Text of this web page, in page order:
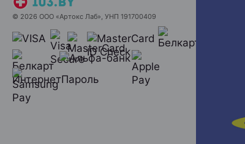
© 2026 ООО «Артокс Лаб», УНП 191700409